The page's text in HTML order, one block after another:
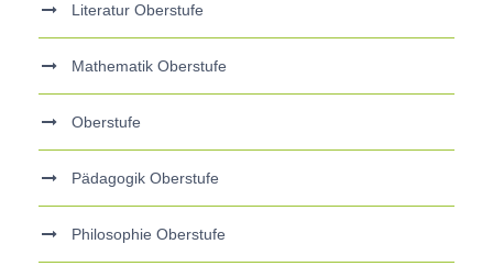
Literatur Oberstufe
Mathematik Oberstufe
Oberstufe
Pädagogik Oberstufe
Philosophie Oberstufe